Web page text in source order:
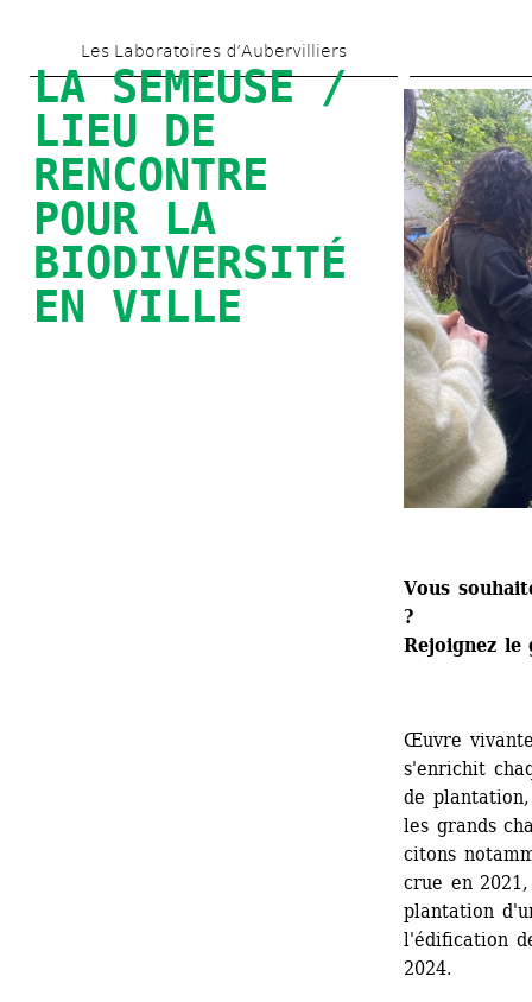
au
contenu
principal
Les Laboratoires d’Aubervilliers
LA SEMEUSE /
LIEU DE
RENCONTRE
POUR LA
BIODIVERSITÉ
EN VILLE
Vous
?
Rejoignez le
Œuvre
s'enrichit
de
les grands
citons
crue en
plantation
l'édification
2024.